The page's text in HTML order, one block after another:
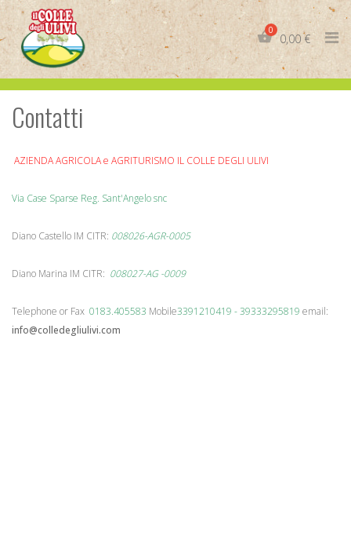
Skip
to
content
0,00€
IT
EN
Contatti
AZIENDA AGRICOLA e AGRITURISMO IL COLLE DEGLI ULIVI
Via Case Sparse Reg. Sant'Angelo snc
Diano Castello IM CITR: 008026-AGR-0005
Diano Marina IM CITR: 008027-AG -0009
Telephone or Fax 0183.405583 Mobile3391210419 - 39333295819 email:
info@colledegliulivi.com